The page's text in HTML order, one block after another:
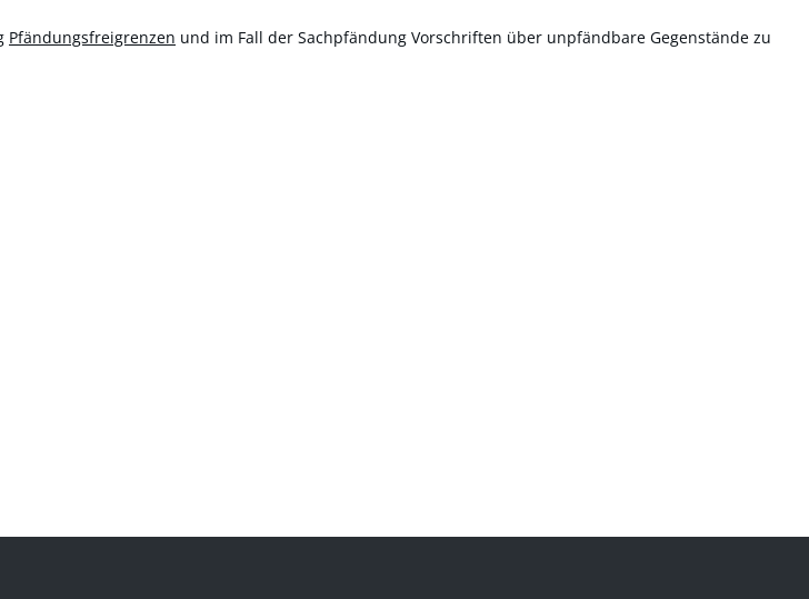
Pfändungsfreigrenzen und im Fall der Sachpfändung Vorschriften über unpfändbare Gegenstände zu